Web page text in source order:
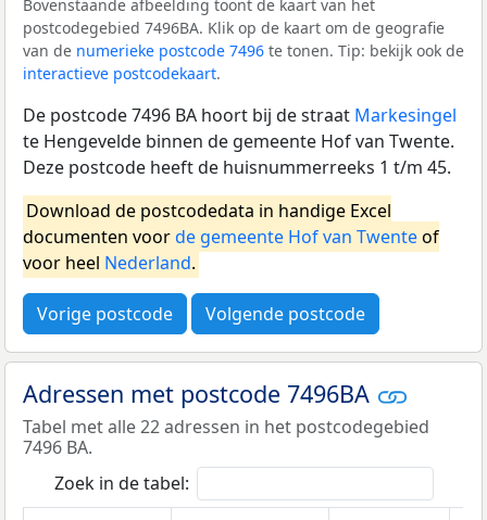
Bovenstaande afbeelding toont de kaart van het
postcodegebied 7496BA. Klik op de kaart om de geografie
van de numerieke postcode 7496 te tonen. Tip: bekijk ook de
interactieve postcodekaart.
De postcode 7496 BA hoort bij de straat Markesingel
te Hengevelde binnen de gemeente Hof van Twente.
Deze postcode heeft de huisnummerreeks 1 t/m 45.
Download de postcodedata in handige Excel
documenten voorde gemeente Hof van Twenteof
voor heel Nederland.
Vorige postcode Volgende postcode
Adressen met postcode 7496BA
Tabel met alle 22 adressen in het postcodegebied
7496 BA.
Zoek in de tabel: